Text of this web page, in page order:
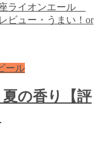
ライオンエール
ビュー・うまい！or
ール
の香り【評